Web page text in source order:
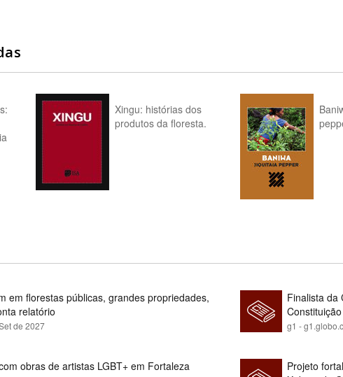
Xingu: histórias dos
produtos da floresta.
em florestas públicas, grandes propriedades,
relatório
de 2027
Finalista da
g1 -
obras de artistas LGBT+ em Fortaleza
Projeto